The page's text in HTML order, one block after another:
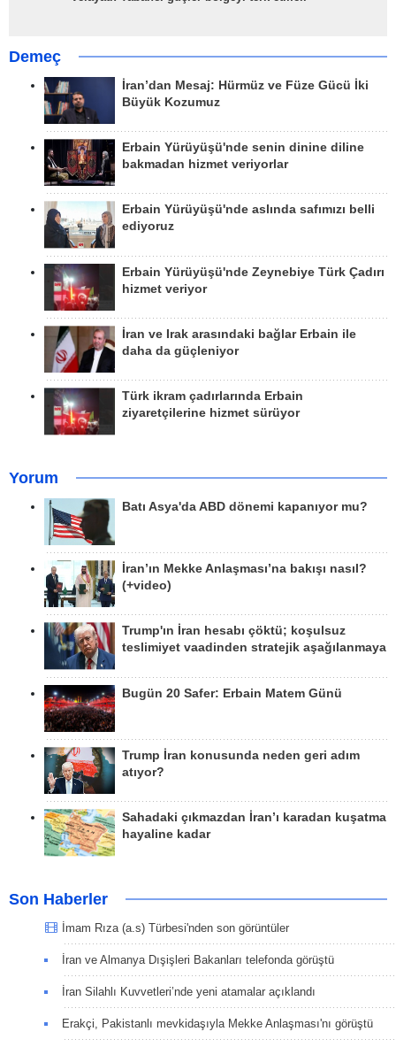
Demeç
İran’dan Mesaj: Hürmüz ve Füze Gücü İki
Büyük Kozumuz
Erbain Yürüyüşü'nde senin dinine diline
bakmadan hizmet veriyorlar
Erbain Yürüyüşü'nde aslında safımızı belli
ediyoruz
Erbain Yürüyüşü'nde Zeynebiye Türk Çadırı
hizmet veriyor
İran ve Irak arasındaki bağlar Erbain ile
daha da güçleniyor
Türk ikram çadırlarında Erbain
ziyaretçilerine hizmet sürüyor
Yorum
Batı Asya'da ABD dönemi kapanıyor mu?
İran’ın Mekke Anlaşması’na bakışı nasıl?
(+video)
Trump'ın İran hesabı çöktü; koşulsuz
teslimiyet vaadinden stratejik aşağılanmaya
Bugün 20 Safer: Erbain Matem Günü
Trump İran konusunda neden geri adım
atıyor?
Sahadaki çıkmazdan İran’ı karadan kuşatma
hayaline kadar
Son Haberler
İmam Rıza (a.s) Türbesi'nden son görüntüler
İran ve Almanya Dışişleri Bakanları telefonda görüştü
İran Silahlı Kuvvetleri’nde yeni atamalar açıklandı
Erakçi, Pakistanlı mevkidaşıyla Mekke Anlaşması'nı görüştü